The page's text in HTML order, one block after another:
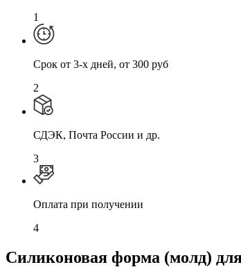
1
Cрок от 3-х дней, от 300 руб
2
СДЭК, Почта России и др.
3
Оплата при получении
4
Силиконовая форма (молд)